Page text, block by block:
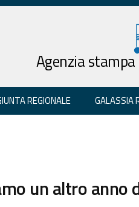
Agenzia
REGIONALE GALASSIA
un altro anno